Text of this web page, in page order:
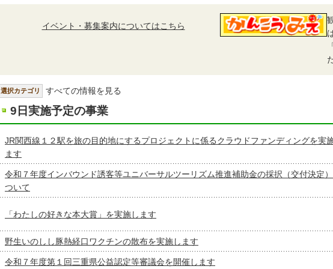
イベント・募集案内についてはこちら
選択カテゴリ すべての情報を見る
9日実施予定の事業
JR関西線１２駅を旅の目的地にするプロジェクトに係るクラウドファンディングを実
ます
令和７年度インバウンド誘客等ユニバーサルツーリズム推進補助金の採択（交付決定
ついて
「わたしの好きな本大賞」を実施します
野生いのしし豚熱経口ワクチンの散布を実施します
令和７年度第１回三重県公益認定等審議会を開催します